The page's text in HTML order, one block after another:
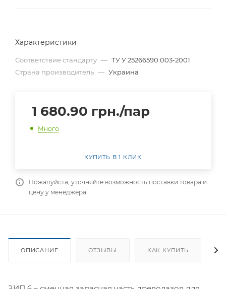
Характеристики
Соответствие стандарту — ТУ У 25266590.003-2001
Страна производитель — Украина
1 680.90 грн./пар
Много
КУПИТЬ В 1 КЛИК
Пожалуйста, уточняйте возможность поставки товара и
цену у менеджера
ОПИСАНИЕ ОТЗЫВЫ КАК КУПИТЬ